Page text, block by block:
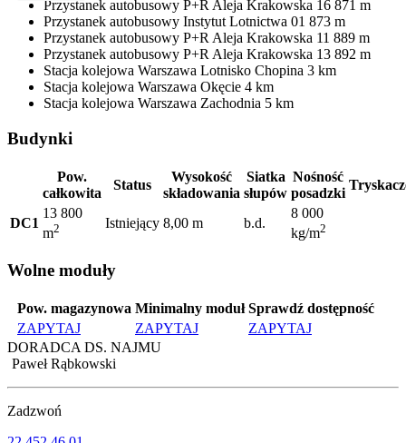
Przystanek autobusowy P+R Aleja Krakowska 16 871 m
Przystanek autobusowy Instytut Lotnictwa 01 873 m
Przystanek autobusowy P+R Aleja Krakowska 11 889 m
Przystanek autobusowy P+R Aleja Krakowska 13 892 m
Stacja kolejowa Warszawa Lotnisko Chopina 3 km
Stacja kolejowa Warszawa Okęcie 4 km
Stacja kolejowa Warszawa Zachodnia 5 km
Budynki
Pow.
całkowita
Status
Wysokość
składowania
Siatka
słupów
Nośność
posadzki
DC1
13 800
m2 Istniejący 8,00 m b.d.
8 000
kg/m2
Wolne moduły
Pow. magazynowa Minimalny moduł Sprawdź dostępność
ZAPYTAJ
ZAPYTAJ
ZAPYTAJ
DORADCA DS. NAJMU
Paweł Rąbkowski
Zadzwoń